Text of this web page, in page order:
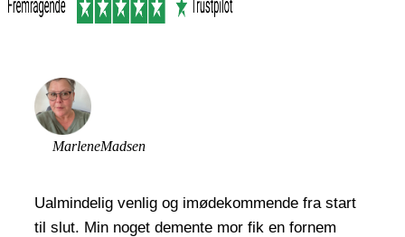
MarleneMadsen
Ualmindelig venlig og imødekommende fra start
til slut. Min noget demente mor fik en fornem